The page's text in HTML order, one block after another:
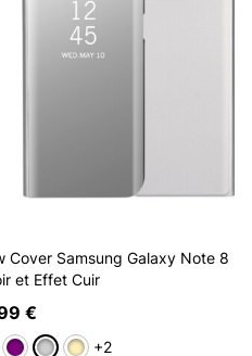
Cover Samsung Galaxy Note 8
et Effet Cuir
€
VioletArgenté
Doré+2